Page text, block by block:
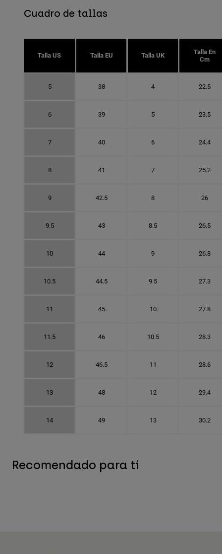
Cuadro de tallas
Talla US Talla EU Talla UK
Talla En
Cm
5 38 4 22.5
6 39 5 23.5
7 40 6 24.4
8 41 7 25.2
9 42.5 8 26
9.5 43 8.5 26.5
10 44 9 26.8
10.5 44.5 9.5 27.3
11 45 10 27.8
11.5 46 10.5 28.3
12 46.5 11 28.6
13 48 12 29.4
14 49 13 30.2
Recomendado para ti